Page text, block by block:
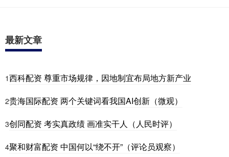
最新文章
1西科配资 尊重市场规律，因地制宜布局地方新产业
2贵海国际配资 两个关键词看我国AI创新（微观）
3创同配资 考实真政绩 画准实干人（人民时评）
4聚和财富配资 中国何以“绕不开”（评论员观察）